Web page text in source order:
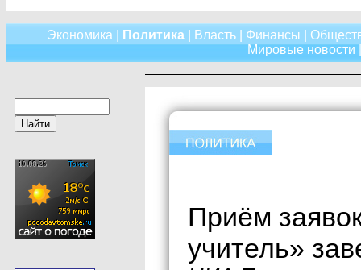
Экономика Политика| Власть| Финансы
Мировые новости
Приём
учитель»